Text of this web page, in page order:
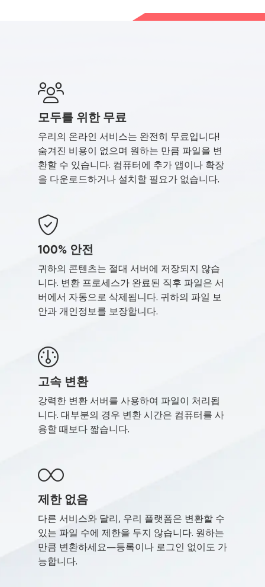
모두를 위한 무료
우리의 온라인 서비스는 완전히 무료입니다!
숨겨진 비용이 없으며 원하는 만큼 파일을 변
환할 수 있습니다. 컴퓨터에 추가 앱이나 확장
을 다운로드하거나 설치할 필요가 없습니다.
100% 안전
귀하의 콘텐츠는 절대 서버에 저장되지 않습
니다. 변환 프로세스가 완료된 직후 파일은 서
버에서 자동으로 삭제됩니다. 귀하의 파일 보
안과 개인정보를 보장합니다.
고속 변환
강력한 변환 서버를 사용하여 파일이 처리됩
니다. 대부분의 경우 변환 시간은 컴퓨터를 사
용할 때보다 짧습니다.
제한 없음
다른 서비스와 달리, 우리 플랫폼은 변환할 수
있는 파일 수에 제한을 두지 않습니다. 원하는
만큼 변환하세요—등록이나 로그인 없이도 가
능합니다.